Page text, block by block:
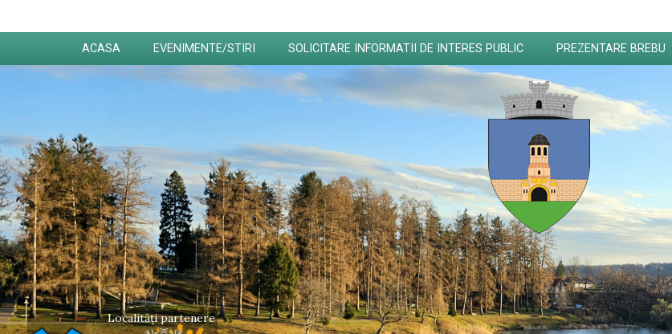
ACASA EVENIMENTE/STIRI SOLICITARE INFORMATII DE INTERES PUBLIC PREZENTARE BREBU
Localități partenere